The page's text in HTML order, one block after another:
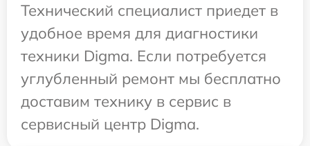
Технический специалист приедет в
удобное время для диагностики
техники Digma. Если потребуется
углубленный ремонт мы бесплатно
доставим технику в сервис в
сервисный центр Digma.